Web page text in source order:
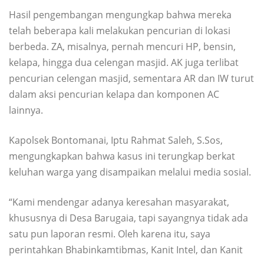
Hasil pengembangan mengungkap bahwa mereka
telah beberapa kali melakukan pencurian di lokasi
berbeda. ZA, misalnya, pernah mencuri HP, bensin,
kelapa, hingga dua celengan masjid. AK juga terlibat
pencurian celengan masjid, sementara AR dan IW turut
dalam aksi pencurian kelapa dan komponen AC
lainnya.
Kapolsek Bontomanai, Iptu Rahmat Saleh, S.Sos,
mengungkapkan bahwa kasus ini terungkap berkat
keluhan warga yang disampaikan melalui media sosial.
“Kami mendengar adanya keresahan masyarakat,
khususnya di Desa Barugaia, tapi sayangnya tidak ada
satu pun laporan resmi. Oleh karena itu, saya
perintahkan Bhabinkamtibmas, Kanit Intel, dan Kanit